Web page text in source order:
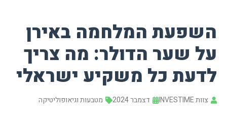
השפעת המלחמה באירן
על שער הדולר: מה צריך
לדעת כל משקיע ישראלי
צוות INVESTIME דצמבר 2024 מטבעות וגיאופוליטיקה